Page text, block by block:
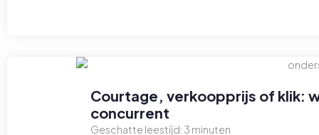
Courtage, verkoopprijs of klik:
concurrent
Geschatte leestijd: 3 minuten